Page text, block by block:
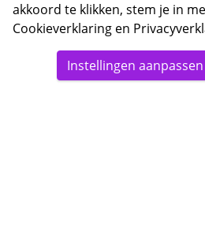
© 2026 Bebsy.nl
akkoord te klikken, stem je in
Cookieverklaring en
Instellingen aanpassen